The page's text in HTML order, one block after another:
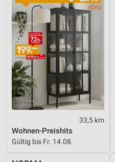
33,5 km
Wohnen-Preishits
Gültig bis Fr. 14.08.